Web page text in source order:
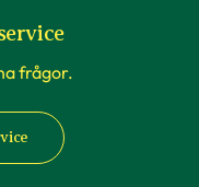
frågor.